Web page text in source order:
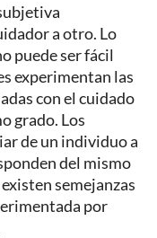
a otro. Lo
puede ser fácil
experimentan las
con el cuidado
grado. Los
de un individuo a
del mismo
semejanzas
por